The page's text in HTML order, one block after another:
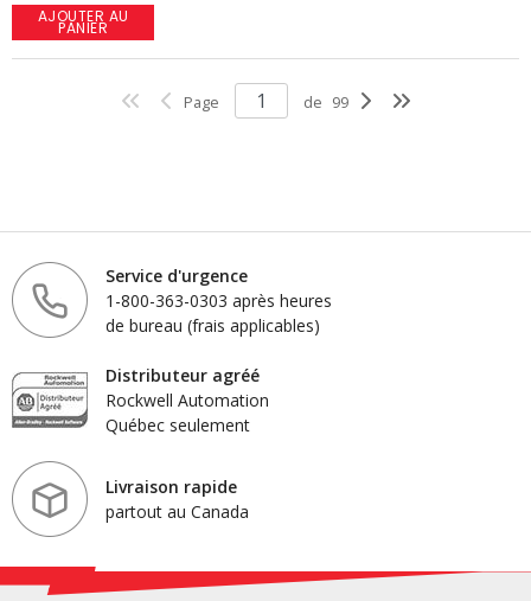
AJOUTER AU
PANIER
Page de 99
Service d'urgence
1-800-363-0303 après heures
de bureau (frais applicables)
Distributeur agréé
Rockwell Automation
Québec seulement
Livraison rapide
partout au Canada